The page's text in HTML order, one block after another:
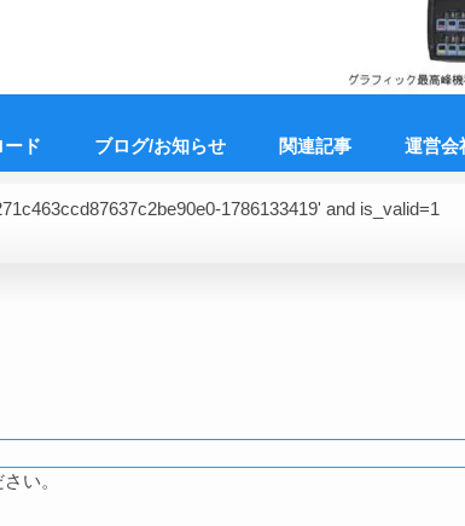
ード ブログ/お知らせ 関連記事 運営会
1786133419' and is_valid=1
い。